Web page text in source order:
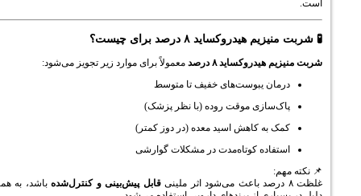
۸ درصد برای چیست؟
۸ درصد
معمولاً برای موارد زیر تجویز می‌شود:
یبوست‌های خفیف تا متوسط
موقت روده (با نظر پزشک)
به کاهش اسید معده (در دوز کمتر)
کوتاه‌مدت در مشکلات گوارشی
قابل پیش‌بینی و کنترل‌شدهباشد، به همین